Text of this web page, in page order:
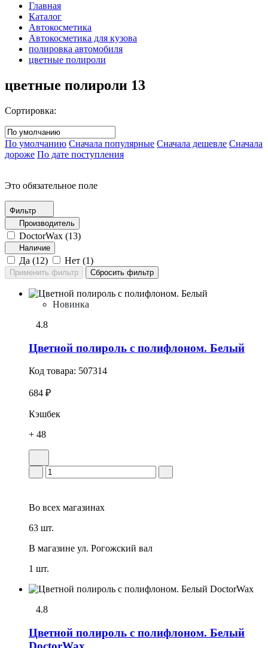
Главная
Каталог
Автокосметика
Автокосметика для кузова
полировка автомобиля
цветные полироли
цветные полироли 13
Сортировка:
По умолчанию Сначала популярные Сначала дешевле Сначала
дороже По дате поступления
Это обязательное поле
Фильтр
Производитель
DoctorWax (13)
Наличие
Да (12) Нет (1)
Новинка
4.8
Цветной полироль с полифлоном. Белый
Код товара: 507314
684 ₽
Кэшбек
+ 48
Во всех магазинах
63 шт.
В магазине ул. Рогожский вал
1 шт.
4.8
Цветной полироль с полифлоном. Белый